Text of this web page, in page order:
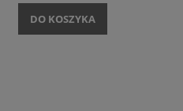
DO KOSZYKA